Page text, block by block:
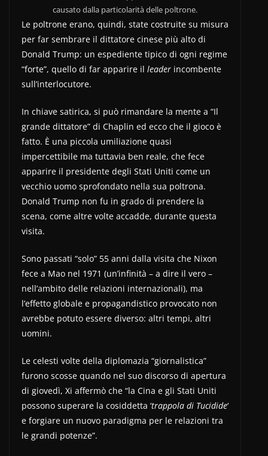
causato dalla particolarità delle poltrone.
Le poltrone erano, quindi, state costruite su misura
per far sembrare il dittatore cinese più alto di
Donald Trump: un espediente tipico di ogni regime
“forte”, quello di far apparire il leader incombente
sull’interlocutore.
In chiave satirica, si può rimandare la mente a “Il
grande dittatore” di Chaplin ed ecco che il gioco è
fatto. È una piccola umiliazione quasi
impercettibile ma tuttavia ben reale, che fece
apparire il presidente degli Stati Uniti come un
vecchio uomo sprofondato nella sua poltrona.
Donald Trump non fu in grado di prendere la
scena, come altre volte accadde, durante questa
visita.
Sono passati “solo” 55 anni dalla visita che Nixon
fece a Mao nel 1971 (un’infinità – a dire il vero –
nell’ambito delle relazioni internazionali), ma
l’effetto globale e propagandistico provocato non
avrebbe potuto essere diverso: altri tempi, altri
uomini.
Le celesti volte della diplomazia “giornalistica”
furono scosse quando nel suo discorso di apertura
di giovedì, Xi affermò che “la Cina e gli Stati Uniti
possono superare la cosiddetta ‘trappola di Tucidide‘
e forgiare un nuovo paradigma per le relazioni tra
le grandi potenze”.